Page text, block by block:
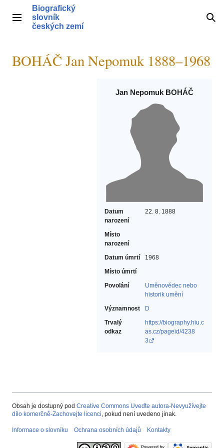
obsahHlavní menu
Biografický
slovník
českých zemí
BOHÁČ Jan Nepomuk 1888–1968
Jan Nepomuk BOHÁČ
Datum
narození
22. 8. 1888
Místo
narození
Datum úmrtí
1968
Místo úmrtí
Povolání
Uměnovědec nebo
historik umění‎
Významnost
D
Trvalý
odkaz
https://biography.hiu.c
as.cz/pageid/4238
3
Obsah je dostupný pod Creative Commons Uveďte autora-Nevyužívejte
dílo komerčně-Zachovejte licenci, pokud není uvedeno jinak.
Informace o slovníku Ochrana osobních údajů Kontakty